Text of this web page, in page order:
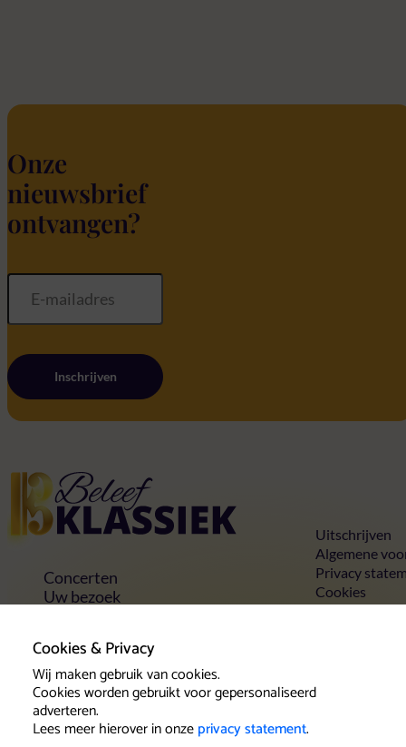
Cookies & Privacy
Wij maken gebruik van cookies.
Cookies worden gebruikt voor gepersonaliseerd
adverteren.
Lees meer hierover in onzeprivacy statement.
Onze
nieuwsbrief
ontvangen?
Inschrijven
Concerten
Uw bezoek
Vrienden & voordelen
Contact
Klantenservice
Uitschrijven
Algemene
Privacy
Cookies